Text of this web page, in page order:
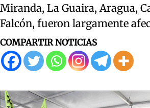
Miranda, La Guaira, Aragua,
Falcón, fueron largamente
COMPARTIR NOTICIAS